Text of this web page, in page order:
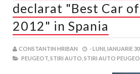
declarat "Best Car
2012" in Spania
CONSTANTIN HRIBAN -LUNI, IANUARIE
PEUGEOT, STIRI AUTO, STIRI AUTO